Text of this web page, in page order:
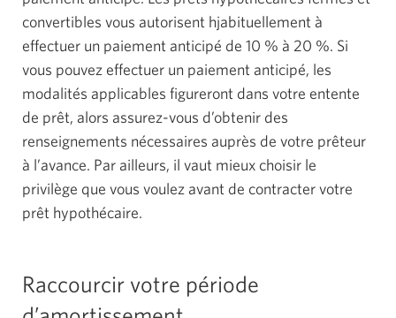
convertibles vous autorisent hjabituellement à
effectuer un paiement anticipé de 10 % à 20 %. Si
vous pouvez effectuer un paiement anticipé, les
modalités applicables figureront dans votre entente
de prêt, alors assurez-vous d’obtenir des
renseignements nécessaires auprès de votre prêteur
à l’avance. Par ailleurs, il vaut mieux choisir le
privilège que vous voulez avant de contracter votre
prêt hypothécaire.
Raccourcir votre période